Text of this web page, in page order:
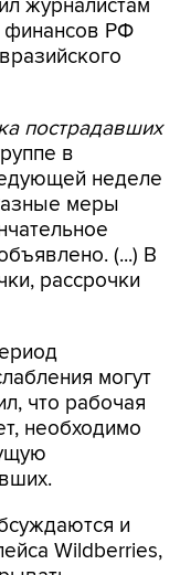
журналистам
финансов РФ
пострадавших
в
неделе
меры
(...) В
рассрочки
могут
что рабочая
необходимо
и
Wildberries,